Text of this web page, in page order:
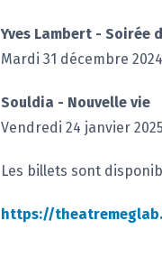
Yves Lambert - Soirée
Mardi 31 décembre
Souldia - Nouvelle vie
Vendredi 24 janvier
Les billets sont
https://